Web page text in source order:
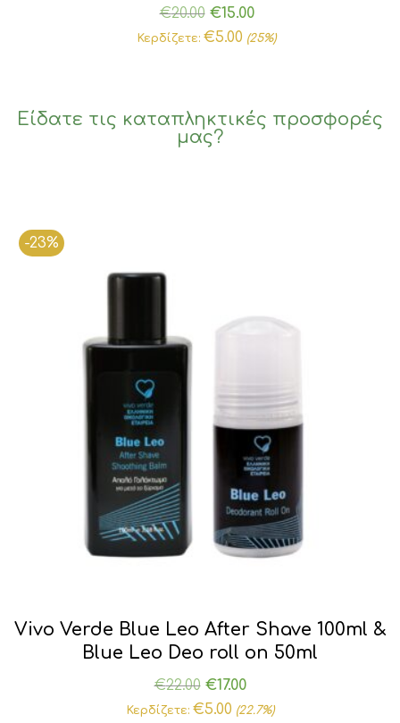
€20.00 Original
price
€15.00Η
τρέχουσα
Κερδίζετε: €5.00 (25%)
Είδατε τις καταπληκτικές προσφορές
μας?
-23%
Vivo Verde Blue Leo After Shave 100ml &
Blue Leo Deo roll on 50ml
€22.00 Original
price
€17.00Η
τρέχουσα
Κερδίζετε: €5.00 (22.7%)